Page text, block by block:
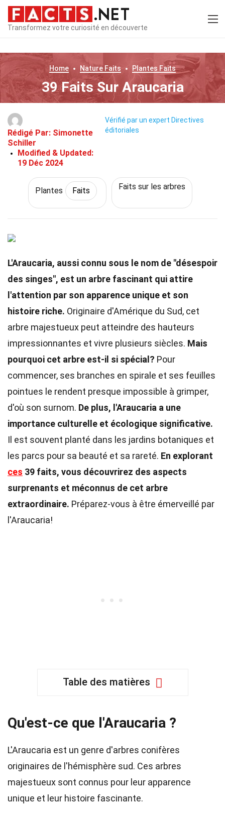
Transformez votre curiosité en découverte
Home Nature Faits Plantes Faits
39 Faits Sur Araucaria
Rédigé Par: Simonette
Schiller
Modified & Updated:
19 Déc 2024
Vérifié par un expert Directives
éditoriales
Plantes Faits Faits sur les arbres
L'Araucaria, aussi connu sous le nom de "désespoir
des singes", est un arbre fascinant qui attire
l'attention par son apparence unique et son
histoire riche. Originaire d'Amérique du Sud, cet
arbre majestueux peut atteindre des hauteurs
impressionnantes et vivre plusieurs siècles. Mais
pourquoi cet arbre est-il si spécial? Pour
commencer, ses branches en spirale et ses feuilles
pointues le rendent presque impossible à grimper,
d'où son surnom. De plus, l'Araucaria a une
importance culturelle et écologique significative.
Il est souvent planté dans les jardins botaniques et
les parcs pour sa beauté et sa rareté. En explorant
ces 39 faits, vous découvrirez des aspects
surprenants et méconnus de cet arbre
extraordinaire. Préparez-vous à être émerveillé par
l'Araucaria!
Table des matières
Qu'est-ce que l'Araucaria ?
L'Araucaria est un genre d'arbres conifères
originaires de l'hémisphère sud. Ces arbres
majestueux sont connus pour leur apparence
unique et leur histoire fascinante.